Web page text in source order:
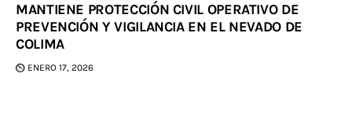
MANTIENE PROTECCIÓN CIVIL OPERATIVO DE
PREVENCIÓN Y VIGILANCIA EN EL NEVADO DE
COLIMA
ENERO 17, 2026